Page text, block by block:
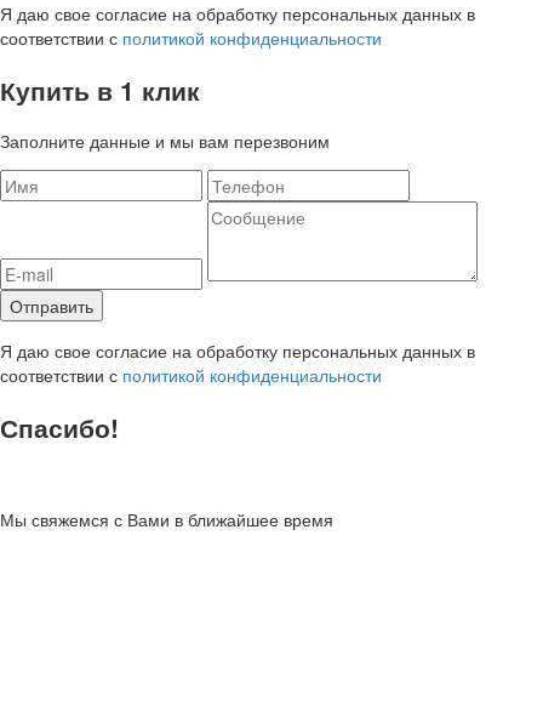
Я даю свое согласие на обработку персональных данных в
соответствии с политикой конфиденциальности
Купить в 1 клик
Заполните данные и мы вам перезвоним
Я даю свое согласие на обработку персональных данных в
соответствии с политикой конфиденциальности
Спасибо!
Мы свяжемся с Вами в ближайшее время